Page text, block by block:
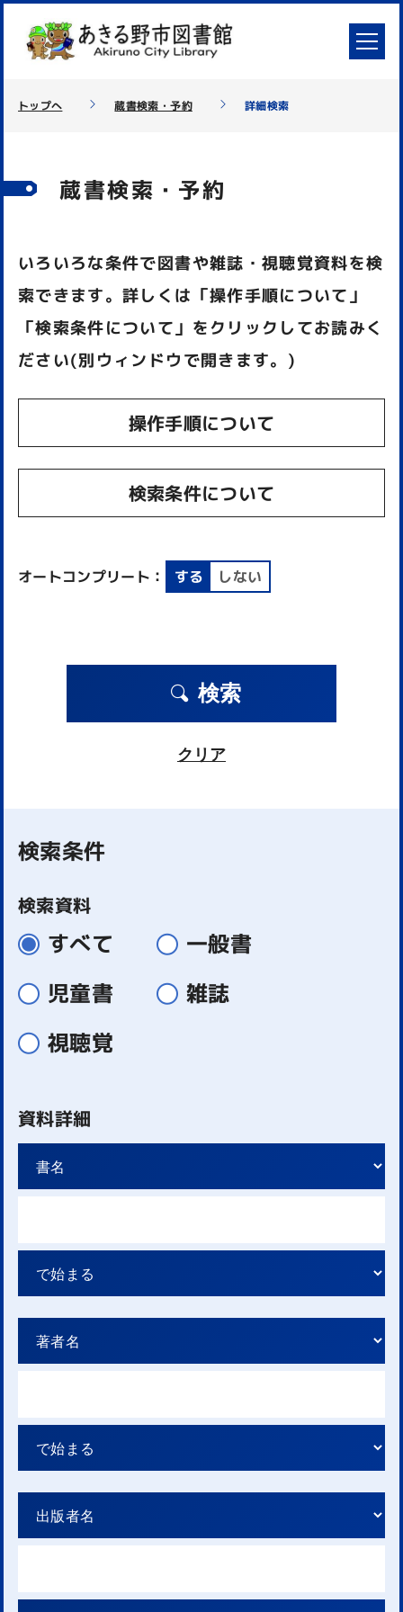
トップへ 蔵書検索・予約 詳細検索
蔵書検索・予約
いろいろな条件で図書や雑誌・視聴覚資料を検
索できます。詳しくは「操作手順について」
「検索条件について」をクリックしてお読みく
ださい(別ウィンドウで開きます。)
操作手順について
検索条件について
オートコンプリート： する しない
検索
クリア
検索条件
検索資料
すべて
一般書
児童書
雑誌
視聴覚
資料詳細